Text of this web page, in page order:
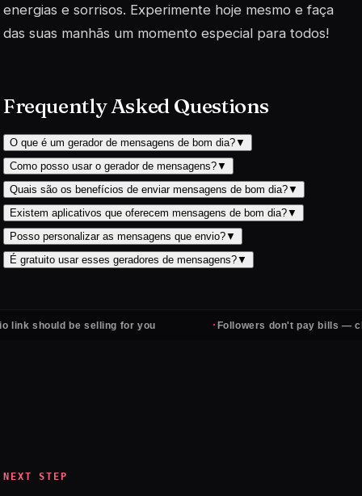
energias e sorrisos. Experimente hoje mesmo e faça
das suas manhãs um momento especial para todos!
Frequently Asked Questions
O que é um gerador de mensagens de bom dia?▼
Como posso usar o gerador de mensagens?▼
Quais são os benefícios de enviar mensagens de bom dia?▼
Existem aplicativos que oferecem mensagens de bom dia?▼
Posso personalizar as mensagens que envio?▼
É gratuito usar esses geradores de mensagens?▼
be selling for you Followers don't pay bills — clients do
NEXT STEP